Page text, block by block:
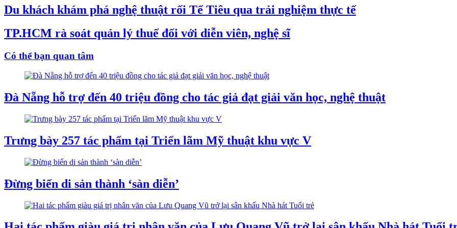
Du khách khám phá nghệ thuật rối Tế Tiêu qua trải nghiệm thực tế
TP.HCM rà soát quản lý thuế đối với diễn viên, nghệ sĩ
Có thể bạn quan tâm
Đà Nẵng hỗ trợ đến 40 triệu đồng cho tác giả đạt giải văn học, nghệ thuật
Trưng bày 257 tác phẩm tại Triển lãm Mỹ thuật khu vực V
Đừng biến di sản thành ‘sàn diễn’